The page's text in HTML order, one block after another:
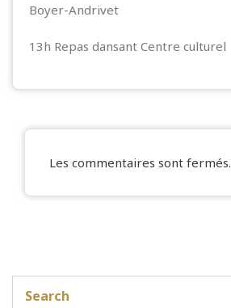
Boyer-Andrivet
13h Repas dansant Centre culturel
Les commentaires sont fermés.
Search